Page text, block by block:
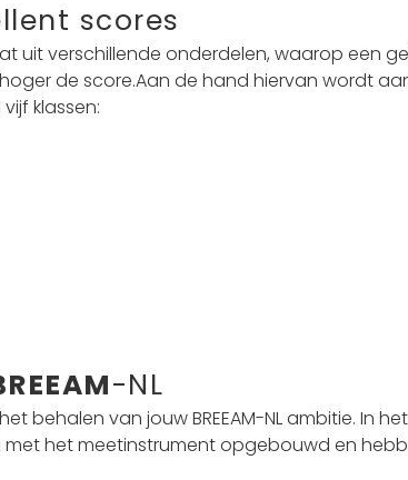
scores
uit verschillende onderdelen, waarop een
de score.Aan de hand hiervan wordt
klassen:
-NL
behalen van jouw BREEAM-NL ambitie. In
met het meetinstrument opgebouwd en